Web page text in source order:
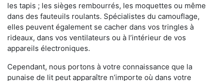
les tapis ; les sièges rembourrés, les moquettes ou même
dans des fauteuils roulants. Spécialistes du camouflage,
elles peuvent également se cacher dans vos tringles à
rideaux, dans vos ventilateurs ou à l’intérieur de vos
appareils électroniques.
Cependant, nous portons à votre connaissance que la
punaise de lit peut apparaître n’importe où dans votre